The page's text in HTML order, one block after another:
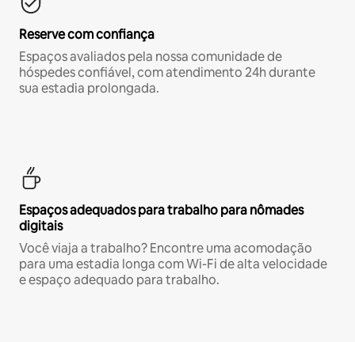
Reserve com confiança
Espaços avaliados pela nossa comunidade de
hóspedes confiável, com atendimento 24h durante
sua estadia prolongada.
Espaços adequados para trabalho para nômades
digitais
Você viaja a trabalho? Encontre uma acomodação
para uma estadia longa com Wi-Fi de alta velocidade
e espaço adequado para trabalho.